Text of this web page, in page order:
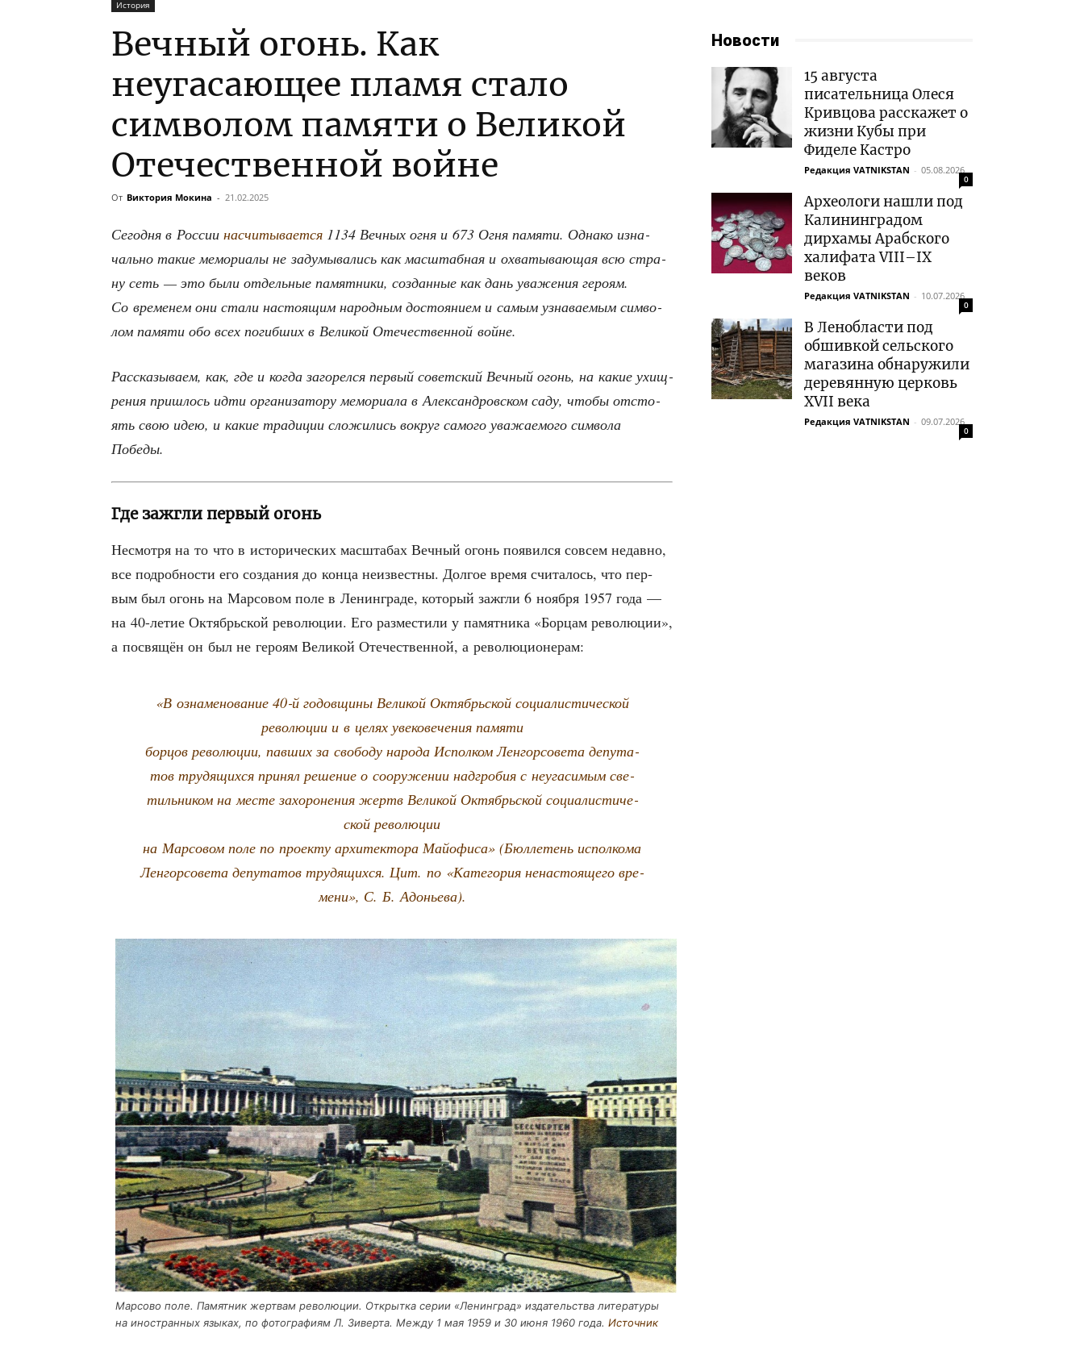
История
Вечный огонь. Как
неугасающее пламя стало
символом памяти о Великой
Отечественной войне
От Виктория Мокина - 21.02.2025
Сего­дня в Рос­сии насчи­ты­ва­ет­ся 1134 Веч­ных огня и 673 Огня памя­ти. Одна­ко изна­
чаль­но такие мемо­ри­а­лы не заду­мы­ва­лись как мас­штаб­ная и охва­ты­ва­ю­щая всю стра­
ну сеть — это были отдель­ные памят­ни­ки, создан­ные как дань ува­же­ния геро­ям.
Со вре­ме­нем они ста­ли насто­я­щим народ­ным досто­я­ни­ем и самым узна­ва­е­мым сим­во­
лом памя­ти обо всех погиб­ших в Вели­кой Оте­че­ствен­ной войне.
Рас­ска­зы­ва­ем, как, где и когда заго­рел­ся пер­вый совет­ский Веч­ный огонь, на какие ухищ­
ре­ния при­шлось идти орга­ни­за­то­ру мемо­ри­а­ла в Алек­сан­дров­ском саду, что­бы отсто­
ять свою идею, и какие тра­ди­ции сло­жи­лись вокруг само­го ува­жа­е­мо­го сим­во­ла
Победы.
Где зажгли первый огонь
Несмот­ря на то что в исто­ри­че­ских мас­шта­бах Веч­ный огонь появил­ся совсем недав­но,
все подроб­но­сти его созда­ния до кон­ца неиз­вест­ны. Дол­гое вре­мя счи­та­лось, что пер­
вым был огонь на Мар­со­вом поле в Ленин­гра­де, кото­рый зажгли 6 нояб­ря 1957 года —
на 40-летие Октябрь­ской рево­лю­ции. Его раз­ме­сти­ли у памят­ни­ка «Бор­цам рево­лю­ции»,
а посвя­щён он был не геро­ям Вели­кой Оте­че­ствен­ной, а революционерам:
«В озна­ме­но­ва­ние 40‑й годов­щи­ны Вели­кой Октябрь­ской соци­а­ли­сти­че­ской
рево­лю­ции и в целях уве­ко­ве­че­ния памяти
бор­цов рево­лю­ции, пав­ших за сво­бо­ду наро­да Испол­ком Лен­гор­со­ве­та депу­та­
тов тру­дя­щих­ся при­нял реше­ние о соору­же­нии над­гро­бия с неуга­си­мым све­
тиль­ни­ком на месте захо­ро­не­ния жертв Вели­кой Октябрь­ской соци­а­ли­сти­че­
ской революции
на Мар­со­вом поле по про­ек­ту архи­тек­то­ра Май­о­фи­са» (Бюл­ле­тень испол­ко­ма
Лен­гор­со­ве­та депу­та­тов тру­дя­щих­ся. Цит. по «Кате­го­рия нена­сто­я­ще­го вре­
ме­ни», С. Б. Адоньева).
Мар­со­во поле. Памят­ник жерт­вам рево­лю­ции. Открыт­ка серии «Ленин­град» изда­тель­ства лите­ра­ту­ры
на ино­стран­ных язы­ках, по фото­гра­фи­ям Л. Зивер­та. Меж­ду 1 мая 1959 и 30 июня 1960 года. Источ­ник
Новости
15 августа
писательница Олеся
Кривцова расскажет о
жизни Кубы при
Фиделе Кастро
Редакция VATNIKSTAN - 05.08.2026
0
Археологи нашли под
Калининградом
дирхамы Арабского
халифата VIII–IX
веков
Редакция VATNIKSTAN - 10.07.2026
0
В Ленобласти под
обшивкой сельского
магазина обнаружили
деревянную церковь
XVII века
Редакция VATNIKSTAN - 09.07.2026
0